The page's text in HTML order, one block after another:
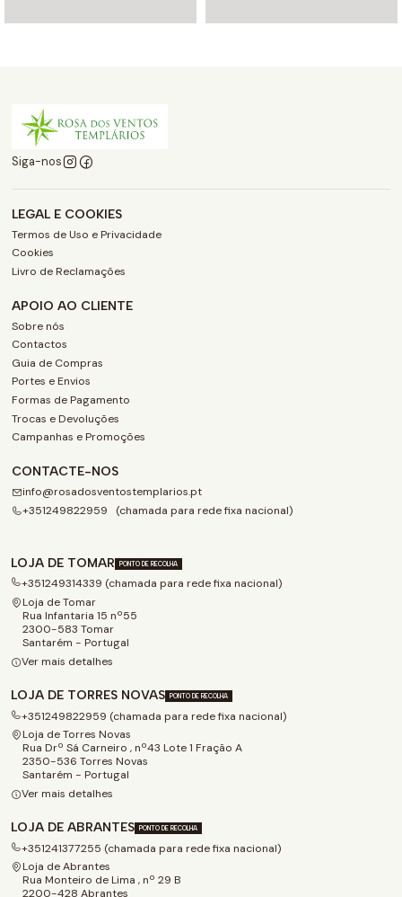
Siga-nos
LEGAL E COOKIES
Termos de Uso e Privacidade
Cookies
Livro de Reclamações
APOIO AO CLIENTE
Sobre nós
Contactos
Guia de Compras
Portes e Envios
Formas de Pagamento
Trocas e Devoluções
Campanhas e Promoções
CONTACTE-NOS
info@rosadosventostemplarios.pt
+351249822959 (chamada para rede fixa nacional)
LOJA DE TOMAR PONTO DE RECOLHA
+351249314339 (chamada para rede fixa nacional)
Loja de Tomar
Rua Infantaria 15 nº55
2300-583 Tomar
Santarém - Portugal
Ver mais detalhes
LOJA DE TORRES NOVAS PONTO DE RECOLHA
+351249822959 (chamada para rede fixa nacional)
Loja de Torres Novas
Rua Drº Sá Carneiro , nº43 Lote 1 Fração A
2350-536 Torres Novas
Santarém - Portugal
Ver mais detalhes
LOJA DE ABRANTES PONTO DE RECOLHA
+351241377255 (chamada para rede fixa nacional)
Loja de Abrantes
Rua Monteiro de Lima , nº 29 B
2200-428 Abrantes